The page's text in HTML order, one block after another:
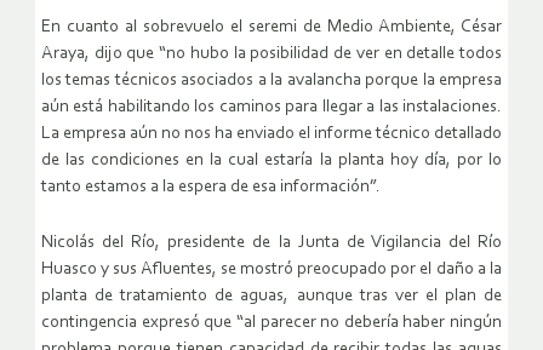
En cuanto al sobrevuelo el seremi de Medio Ambiente, César
Araya, dijo que “no hubo la posibilidad de ver en detalle todos
los temas técnicos asociados a la avalancha porque la empresa
aún está habilitando los caminos para llegar a las instalaciones.
La empresa aún no nos ha enviado el informe técnico detallado
de las condiciones en la cual estaría la planta hoy día, por lo
tanto estamos a la espera de esa información”.
Nicolás del Río, presidente de la Junta de Vigilancia del Río
Huasco y sus Afluentes, se mostró preocupado por el daño a la
planta de tratamiento de aguas, aunque tras ver el plan de
contingencia expresó que “al parecer no debería haber ningún